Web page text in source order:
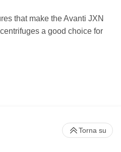
that make the Avanti JXN
a good choice for
Torna su